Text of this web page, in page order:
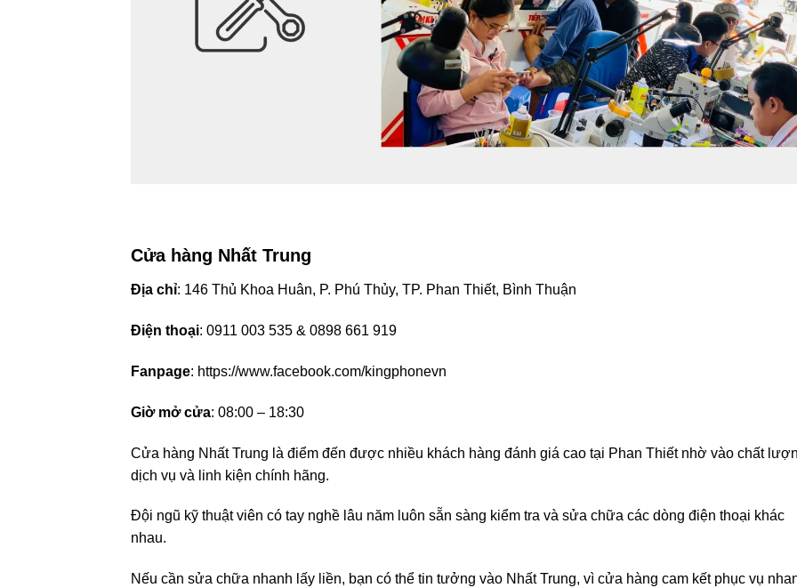
Cửa hàng Nhất Trung
Địa chỉ: 146 Thủ Khoa Huân, P. Phú Thủy, TP. Phan Thiết, Bình Thuận
Điện thoại: 0911 003 535 & 0898 661 919
Fanpage: https://www.facebook.com/kingphonevn
Giờ mở cửa: 08:00 – 18:30
Cửa hàng Nhất Trung là điểm đến được nhiều khách hàng đánh giá cao tại Phan Thiết nhờ vào chất
dịch vụ và linh kiện chính hãng.
Đội ngũ kỹ thuật viên có tay nghề lâu năm luôn sẵn sàng kiểm tra và sửa chữa các dòng điện thoại khác
nhau.
Nếu cần sửa chữa nhanh lấy liền, bạn có thể tin tưởng vào Nhất Trung, vì cửa hàng cam kết phục vụ